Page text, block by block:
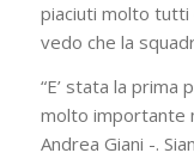
piaciuti molto tutti
vedo che la
“E’ stata la
molto importante
Andrea Giani -.